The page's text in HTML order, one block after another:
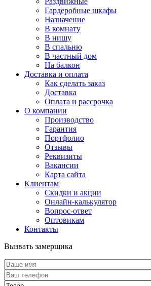
Гардеробные шкафы
Назначение
В комнату
В нишу
В спальню
В частный дом
На балкон
Доставка и оплата
Как сделать заказ
Доставка
Оплата и рассрочка
О компании
Производство
Гарантия
Портфолио
Отзывы
Реквизиты
Вакансии
Карта сайта
Клиентам
Скидки и акции
Онлайн-калькулятор
Вопрос-ответ
Оптовикам
Контакты
Вызвать замерщика